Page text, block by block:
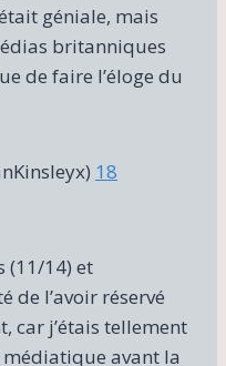
géniale, mais
britanniques
de faire l’éloge du
18
(11/14) et
de l’avoir réservé
car j’étais tellement
avant la